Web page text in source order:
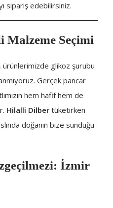
sipariş edebilirsiniz.
Malzeme Seçimi
glikoz şurubu
Gerçek pancar
hem hafif hem de
Hilalli Dilber tüketirken
doğanın bize sunduğu
İzmir